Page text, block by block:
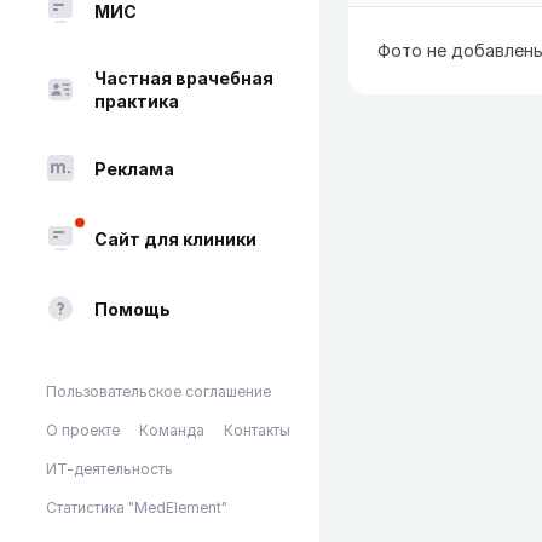
МИС
Частная врачебная
практика
Реклама
Сайт для клиники
Помощь
Пользовательское соглашение
О проекте Команда Контакты
ИТ-деятельность
Статистика "MedElement"
Фото не